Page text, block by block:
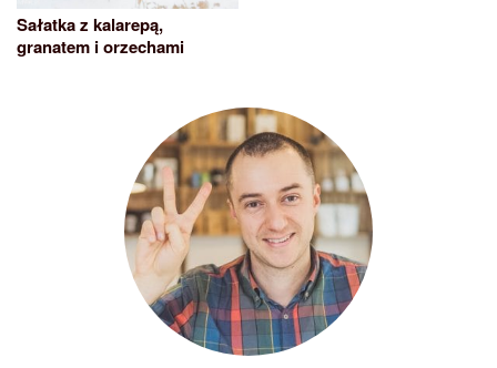
Sałatka z kalarepą,
granatem i orzechami